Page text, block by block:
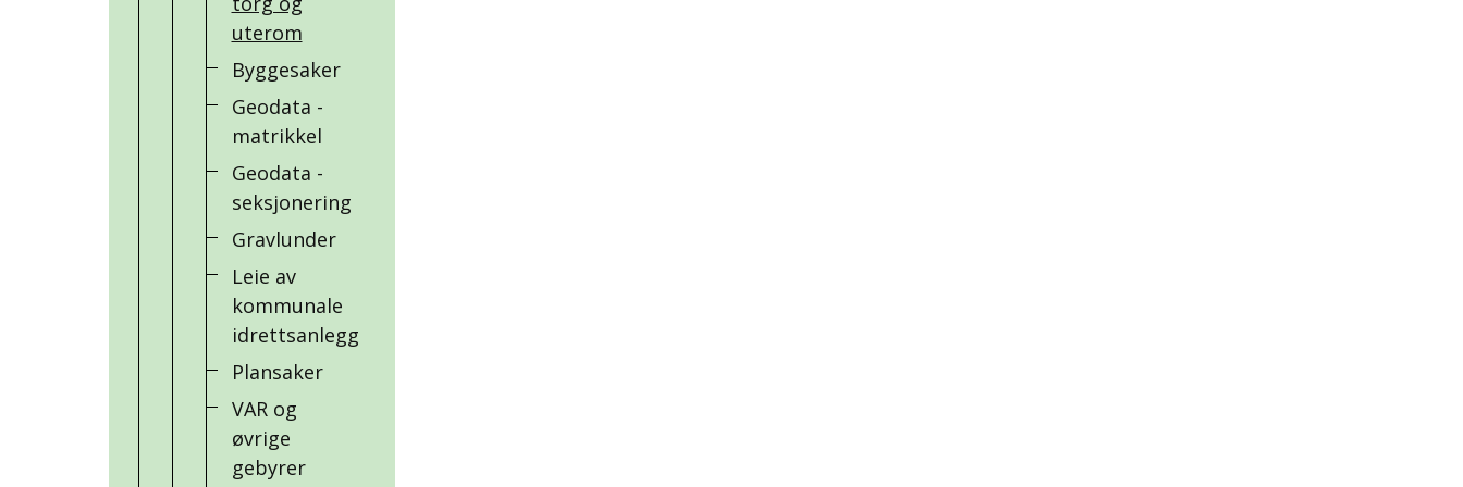
uterom
Byggesaker
Geodata -
matrikkel
Geodata -
seksjonering
Gravlunder
Leie av
kommunale
idrettsanlegg
Plansaker
VAR og
øvrige
gebyrer